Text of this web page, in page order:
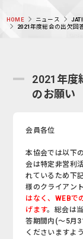
HOME ニュース
2021年度総会の出欠回
2021年度
のお願い
会員各位
本協会では以下
会は特定非営利
れているため下
様のクライアン
はなく、WEBで
げます。総会は
答期間内(～5月
くださいますよ